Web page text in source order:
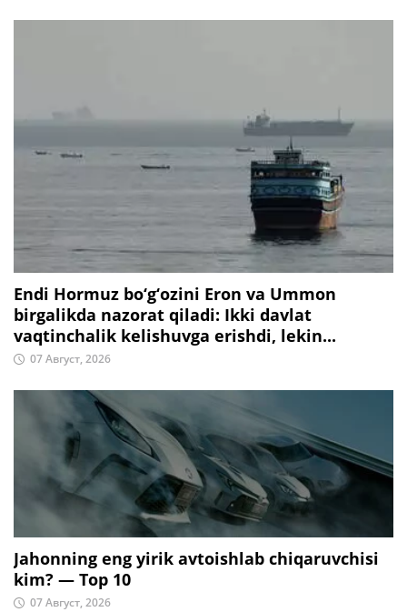
Endi Hormuz bo‘g‘ozini Eron va Ummon
birgalikda nazorat qiladi: Ikki davlat
vaqtinchalik kelishuvga erishdi, lekin...
07 Август, 2026
Jahonning eng yirik avtoishlab chiqaruvchisi
kim? — Top 10
07 Август, 2026